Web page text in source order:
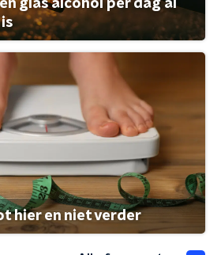
glas alcohol per dag al
hier en niet verder